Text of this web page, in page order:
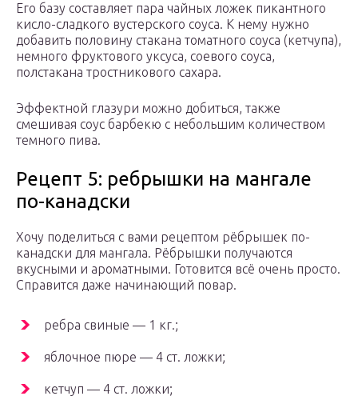
Его базу составляет пара чайных ложек пикантного
кисло-сладкого вустерского соуса. К нему нужно
добавить половину стакана томатного соуса (кетчупа),
немного фруктового уксуса, соевого соуса,
полстакана тростникового сахара.
Эффектной глазури можно добиться, также
смешивая соус барбекю с небольшим количеством
темного пива.
Рецепт 5: ребрышки на мангале
по-канадски
Хочу поделиться с вами рецептом рёбрышек по-
канадски для мангала. Рёбрышки получаются
вкусными и ароматными. Готовится всё очень просто.
Справится даже начинающий повар.
ребра свиные — 1 кг.;
яблочное пюре — 4 ст. ложки;
кетчуп — 4 ст. ложки;